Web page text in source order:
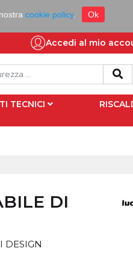
cookie policy. Ok
Accedi al mio
TECNICI
DI
DESIGN